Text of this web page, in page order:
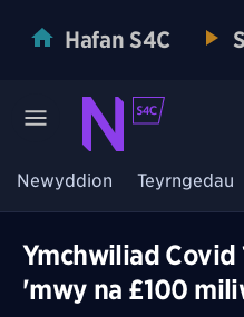
Hafan S4C
Newyddion Teyrngedau
Ymchwiliad Covid
'mwy na £100